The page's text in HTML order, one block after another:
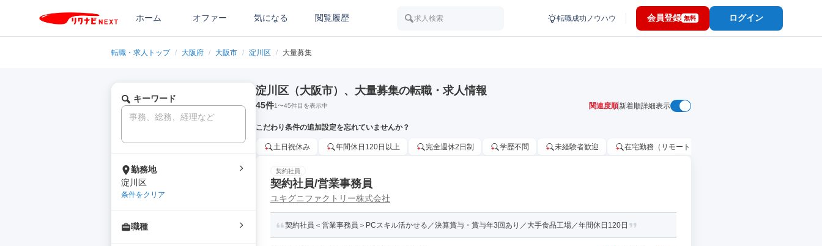
ホーム オファー 気になる 閲覧履歴 求人検索 転職成功ノウハウ 会員登録 無料 ログイン
転職・求人トップ / 大阪府 / 大阪市 / 淀川区 / 大量募集
キーワード
勤務地
淀川区
条件をクリア
職種
淀川区（大阪市）、大量募集の転職・求人情報
45件1〜45件目を表示中 関連度順新着順詳細表示
こだわり条件の追加設定を忘れていませんか？
土日祝休み 年間休日120日以上 完全週休2日制 学歴不問 未経験者歓迎 在宅勤務（リモートワーク）OK
契約社員
契約社員/営業事務員
ユキグニファクトリー株式会社
契約社員＜営業事務員＞PCスキル活かせる／決算賞与・賞与年3回あり／大手食品工場／年間休日120日